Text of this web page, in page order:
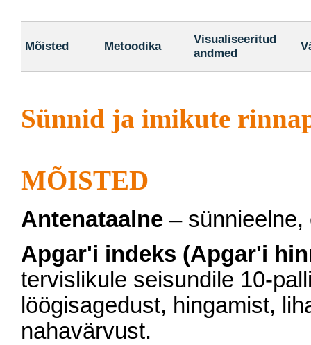
Mõisted Metoodika
Visualiseeritud
andmed
Sünnid ja imikute
MÕISTED
Antenataalne – sünnieelne,
Apgar'i indeks (Apgar'i
tervislikule seisundile 10-
löögisagedust, hingamist,
nahavärvust.